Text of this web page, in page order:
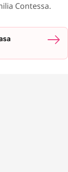
Contessa.